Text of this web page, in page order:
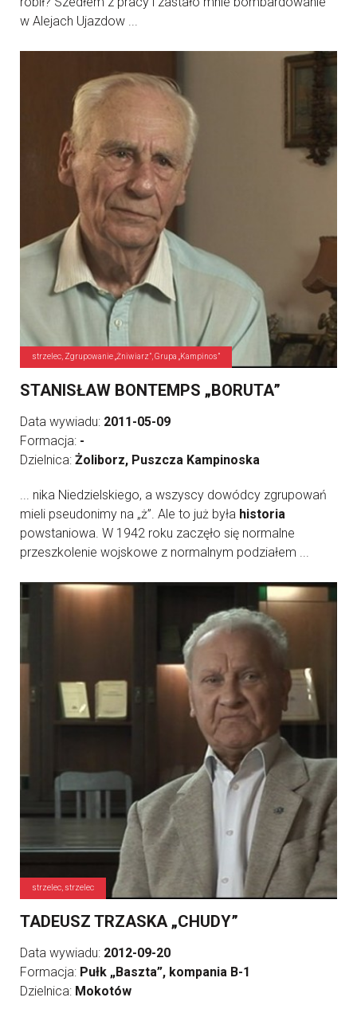
w Alejach Ujazdow ...
strzelec, Zgrupowanie „Żniwiarz”, Grupa „Kampinos”
STANISŁAW BONTEMPS „BORUTA”
Data wywiadu: 2011-05-09
Formacja: -
Dzielnica: Żoliborz, Puszcza Kampinoska
... nika Niedzielskiego, a wszyscy dowódcy zgrupowań
mieli pseudonimy na „ż”. Ale to już była historia
powstaniowa. W 1942 roku zaczęło się normalne
przeszkolenie wojskowe z normalnym podziałem ...
strzelec, strzelec
TADEUSZ TRZASKA „CHUDY”
Data wywiadu: 2012-09-20
Formacja: Pułk „Baszta”, kompania B-1
Dzielnica: Mokotów